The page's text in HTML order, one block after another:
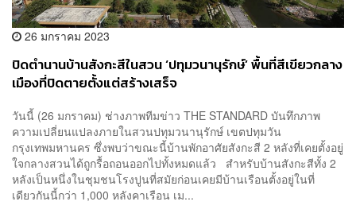
26 มกราคม 2023
ปิดตำนานบ้านสังกะสีในสวน ‘ปทุมวนานุรักษ์’ พื้นที่สีเขียวกลาง
เมืองที่ปิดตายตั้งแต่สร้างเสร็จ
วันนี้ (26 มกราคม) ช่างภาพทีมข่าว THE STANDARD บันทึกภาพ
ความเปลี่ยนแปลงภายในสวนปทุมวนานุรักษ์ เขตปทุมวัน
กรุงเทพมหานคร ซึ่งพบว่าขณะนี้บ้านพักอาศัยสังกะสี 2 หลังที่เคยตั้งอยู่
ใจกลางสวนได้ถูกรื้อถอนออกไปทั้งหมดแล้ว สำหรับบ้านสังกะสีทั้ง 2
หลังเป็นหนึ่งในชุมชนโรงปูนที่สมัยก่อนเคยมีบ้านเรือนตั้งอยู่ในที่
เดียวกันนี้กว่า 1,000 หลังคาเรือน เม...